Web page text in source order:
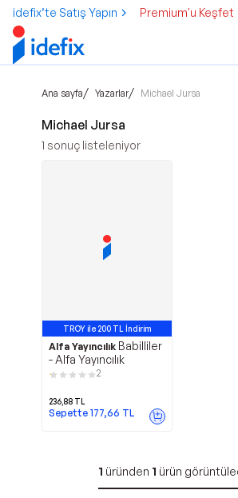
idefix’te Satış Yapın Premium'u Keşfet
Ana sayfa/ Yazarlar/ Michael Jursa
Michael Jursa
1 sonuç listeleniyor
TROY ile 200 TL İndirim
Alfa Yayıncılık Babilliler
- Alfa Yayıncılık
2
236,88 TL
Sepette 177,66 TL
1 üründen 1 ürün